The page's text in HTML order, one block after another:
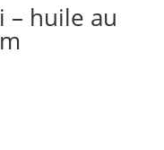
– huile au